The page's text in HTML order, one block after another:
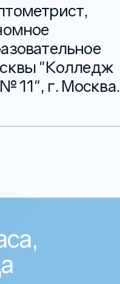
"Колледж
11", г. Москва.